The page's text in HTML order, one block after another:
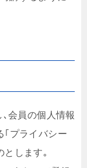
会員の個人情報
｢プライバシー
とします｡